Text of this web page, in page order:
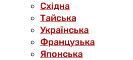
Східна
Тайська
Українська
Французька
Японська